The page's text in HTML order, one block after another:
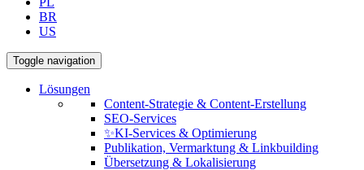
BR
US
Toggle navigation
Lösungen
Content-Strategie & Content-Erstellung
SEO-Services
✨KI-Services & Optimierung
Publikation, Vermarktung & Linkbuilding
Übersetzung & Lokalisierung